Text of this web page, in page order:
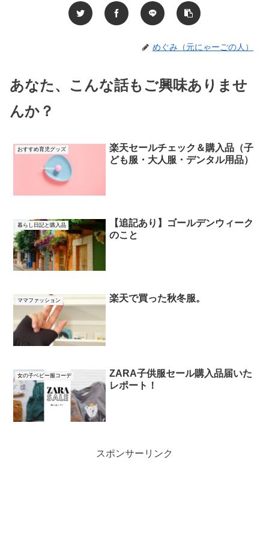
めぐみ（元にゃーごの人）
あなた、こんな話もご興味ありませ
んか？
おすすめ育児グッズ
楽天セールチェック＆購入品（子
ども服・大人服・デンタル用品）
暮らし日記と購入品
【追記あり】ゴールデンウィーク
のこと
ママファッション 楽天で買った秋冬服。
女の子ベビー服コーデ
ZARA子供服セール購入品届いた
レポート！
スポンサーリンク